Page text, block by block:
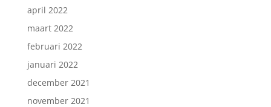
april 2022
maart 2022
februari 2022
januari 2022
december 2021
november 2021